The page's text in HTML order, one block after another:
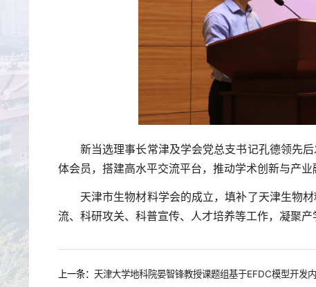
新当选理事长常津及学会党总支书记孔德领先
体会员，搭建高水平交流平台，推动学术创新与产
天津市生物材料学会的成立，填补了天津生物
流、科研攻关、科普宣传、人才培养等工作，凝聚
上一条： 天津大学地科院晏智锋教授课题组基于EFDC模型开发